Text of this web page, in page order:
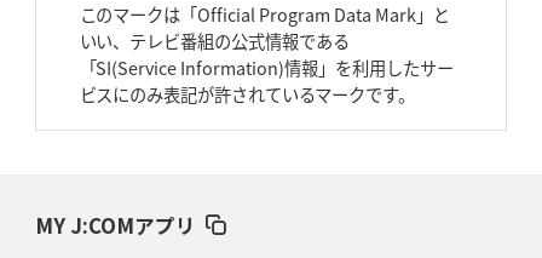
2026年3月26日(木)更新
AZ-COM丸和、リーグワンへ参入決定 「フィールド丸ごと計測機器」の
このマークは「Official Program Data Mark」と
いい、テレビ番組の公式情報である
「SI(Service Information)情報」を利用したサー
ビスにのみ表記が許されているマークです。
MY J:COMアプリ